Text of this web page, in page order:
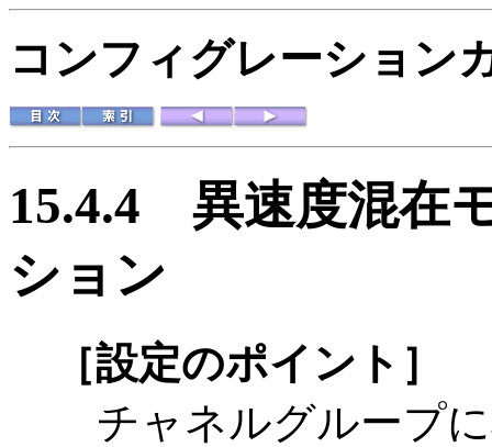
コンフィグレーション
15.4.4 異速度混在
ション
［設定のポイント］
チャネルグループ